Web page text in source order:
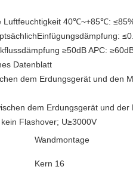
Luftfeuchtigkeit 40℃~+85℃:
≥50dB APC:
Datenblatt
dem Erdungsgerät und den
dem Erdungsgerät und
Flashover; U≥3000V
Wandmontage
Kern 16